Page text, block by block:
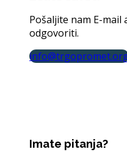
Pošaljite nam E-mail
odgovoriti.
Imate pitanja?